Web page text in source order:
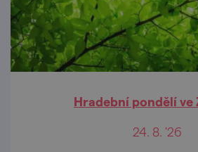
Hradební pondělí ve
24. 8. '26